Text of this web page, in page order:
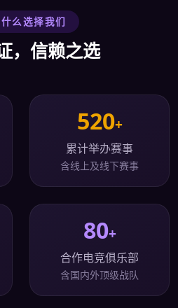
么选择我们
，信赖之选
520+
累计举办赛事
含线上及线下赛事
80+
合作电竞俱乐部
含国内外顶级战队